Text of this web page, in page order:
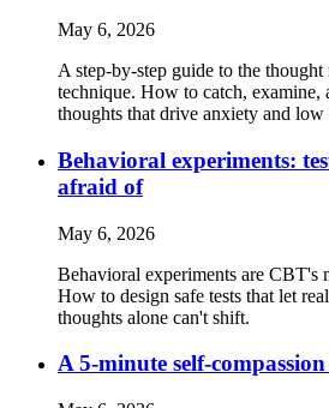
May 6, 2026
A step-by-step guide to the
technique. How to catch, examine,
thoughts that drive anxiety and low
Behavioral experiments:
afraid of
May 6, 2026
Behavioral experiments are CBT's
How to design safe tests that let
thoughts alone can't shift.
A 5-minute self-compassion